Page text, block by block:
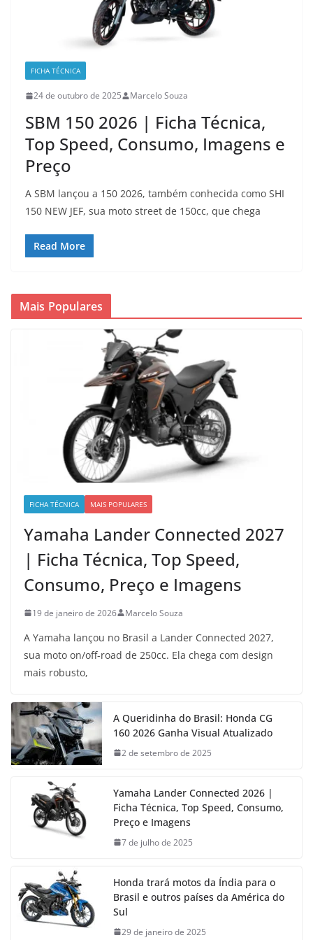
FICHA TÉCNICA
24 de outubro de 2025 Marcelo Souza
SBM 150 2026 | Ficha Técnica,
Top Speed, Consumo, Imagens e
Preço
A SBM lançou a 150 2026, também conhecida como SHI
150 NEW JEF, sua moto street de 150cc, que chega
Read More
Mais Populares
FICHA TÉCNICA MAIS POPULARES
Yamaha Lander Connected 2027
| Ficha Técnica, Top Speed,
Consumo, Preço e Imagens
19 de janeiro de 2026 Marcelo Souza
A Yamaha lançou no Brasil a Lander Connected 2027,
sua moto on/off-road de 250cc. Ela chega com design
mais robusto,
A Queridinha do Brasil: Honda CG
160 2026 Ganha Visual Atualizado
2 de setembro de 2025
Yamaha Lander Connected 2026 |
Ficha Técnica, Top Speed, Consumo,
Preço e Imagens
7 de julho de 2025
Honda trará motos da Índia para o
Brasil e outros países da América do
Sul
29 de janeiro de 2025